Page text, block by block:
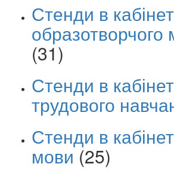
Стенди в кабінет
образотворчого
(31)
Стенди в кабінет
трудового
Стенди в
мови (25)